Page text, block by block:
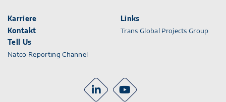
Karriere
Kontakt
Tell Us
Natco Reporting Channel
Links
Trans Global Projects Group